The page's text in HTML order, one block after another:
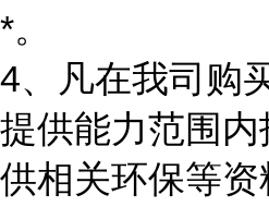
*。
4、凡在我司购
提供能力范围
供相关环保等